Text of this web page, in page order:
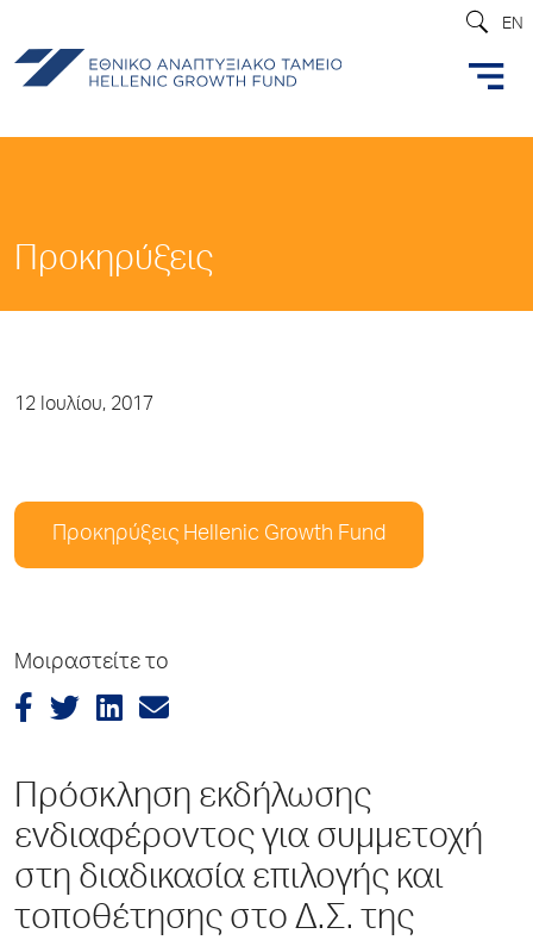
EN
Προκηρύξεις
12 Ιουλίου, 2017
Προκηρύξεις Hellenic Growth Fund
Μοιραστείτε το
Πρόσκληση εκδήλωσης
ενδιαφέροντος για συμμετοχή
στη διαδικασία επιλογής και
τοποθέτησης στο Δ.Σ. της